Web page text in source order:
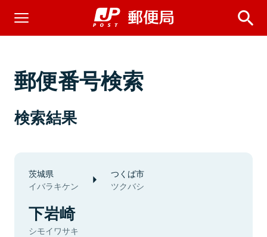
郵便番号検索
検索結果
茨城県
イバラキケン
つくば市
ツクバシ
下岩崎
シモイワサキ